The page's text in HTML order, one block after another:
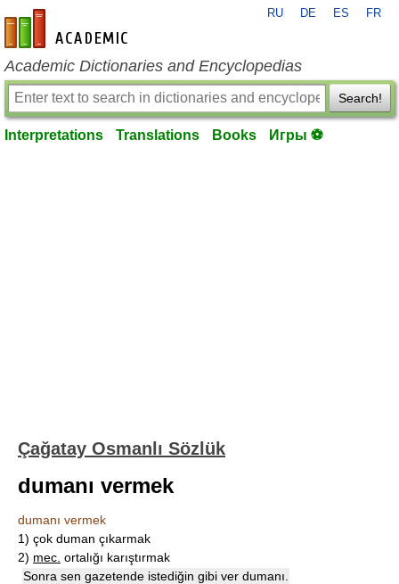
en-academic.com
RU DE ES FR
Academic Dictionaries and Encyclopedias
Search!
Interpretations Translations Books Игры ⚽
Çağatay Osmanlı Sözlük
dumanı vermek
dumanı vermek
1) çok duman çıkarmak
2) mec. ortalığı karıştırmak
Sonra sen gazetende istediğin gibi ver dumanı.